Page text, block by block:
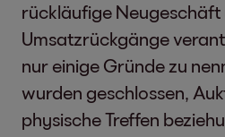
rückläufige Neugeschäft
Umsatzrückgänge
nur einige Gründe zu
wurden geschlossen,
physische Treffen